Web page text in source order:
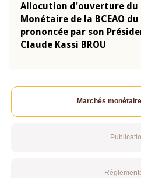
Allocution d'ouverture du
Monétaire de la BCEAO
prononcée par son
Claude Kassi BROU
Marchés